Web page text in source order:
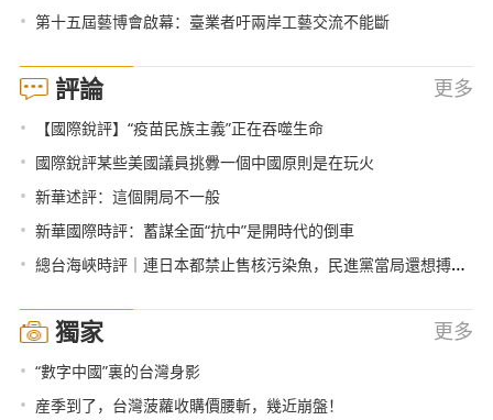
• 第十五屆藝博會啟幕：臺業者吁兩岸工藝交流不能斷
評論 更多
• 【國際銳評】“疫苗民族主義”正在吞噬生命
• 國際銳評某些美國議員挑釁一個中國原則是在玩火
• 新華述評：這個開局不一般
• 新華國際時評：蓄謀全面“抗中”是開時代的倒車
• 總台海峽時評｜連日本都禁止售核污染魚，民進黨當局還想搏命獻媚？
獨家 更多
• “數字中國”裏的台灣身影
• 産季到了，台灣菠蘿收購價腰斬，幾近崩盤！